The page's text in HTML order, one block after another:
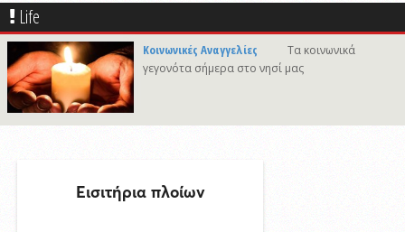
προορισμών
7/8/2026 21:46
Γιώργος Νταλάρας «Ρεμπέτικο»: Μια μεγάλη μουσική βραδιά στο
πλαίσιο του Φεστιβάλ Ρεμπέτικου Σύρου
7/8/2026 09:50
Προσωρινές διακοπές υδροδότησης σε περιοχές της Σύρου
Life
Κοινωνικές Αναγγελίες
Τα κοινωνικά
γεγονότα σήμερα στο νησί μας